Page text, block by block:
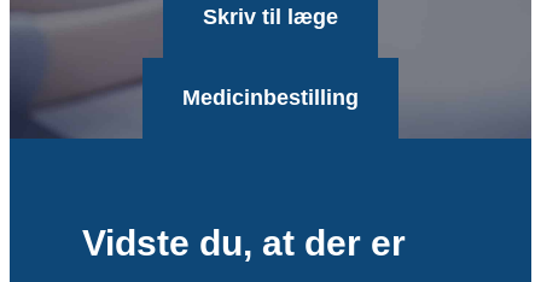
Skriv til læge
Medicinbestilling
Vidste du, at der er